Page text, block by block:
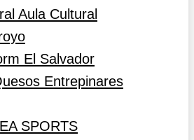
Aula Cultural
El Salvador
Entrepinares
SPORTS